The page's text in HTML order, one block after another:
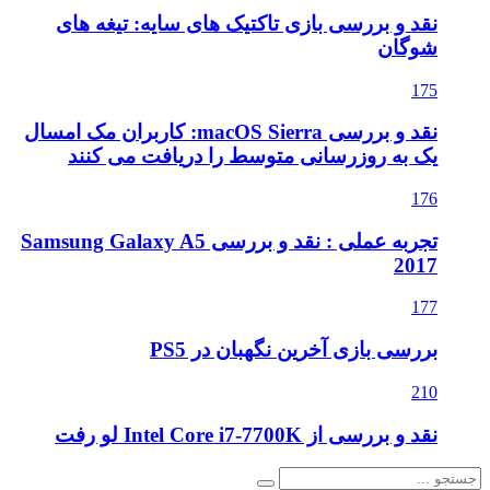
نقد و بررسی بازی تاکتیک های سایه: تیغه های
شوگان
175
نقد و بررسی macOS Sierra: کاربران مک امسال
یک به روزرسانی متوسط را دریافت می کنند
176
تجربه عملی : نقد و بررسی Samsung Galaxy A5
2017
177
بررسی بازی آخرین نگهبان در PS5
210
نقد و بررسی از Intel Core i7-7700K لو رفت